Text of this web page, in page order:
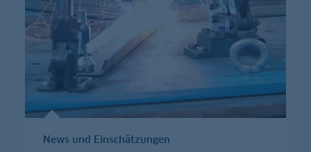
News und Einschätzungen